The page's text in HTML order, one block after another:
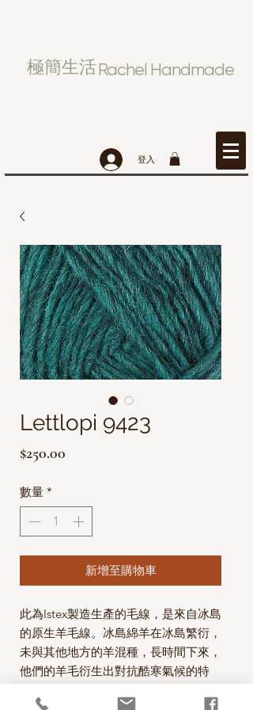
極簡生活Rachel Handmade
登入
Lettlopi 9423
$250.00
數量 *
新增至購物車
此為Istex製造生產的毛線，是來自冰島
的原生羊毛線。 冰島綿羊在冰島繁衍，
未與其他地方的羊混種，長時間下來，
他們的羊毛衍生出對抗酷寒氣候的特